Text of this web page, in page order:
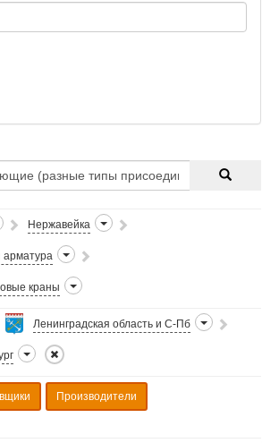
Нержавейка
краны
Ленинградская область и С-Пб
Производители